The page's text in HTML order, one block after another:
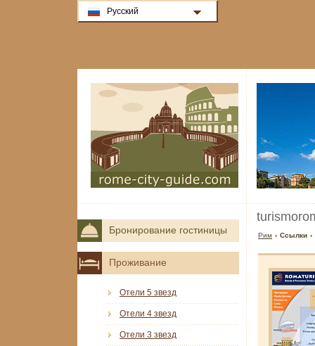
Рим › Ссылки
Бронирование гостиницы
Проживание
Отели 5 звезд
Отели 4 звезд
Отели 3 звезд
Русский